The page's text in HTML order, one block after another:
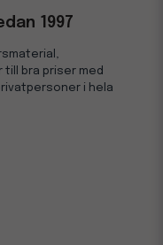
1997
bra priser med
i hela